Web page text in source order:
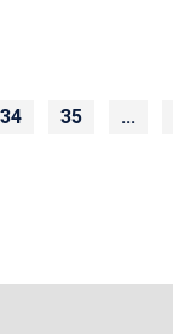
34 35 ...